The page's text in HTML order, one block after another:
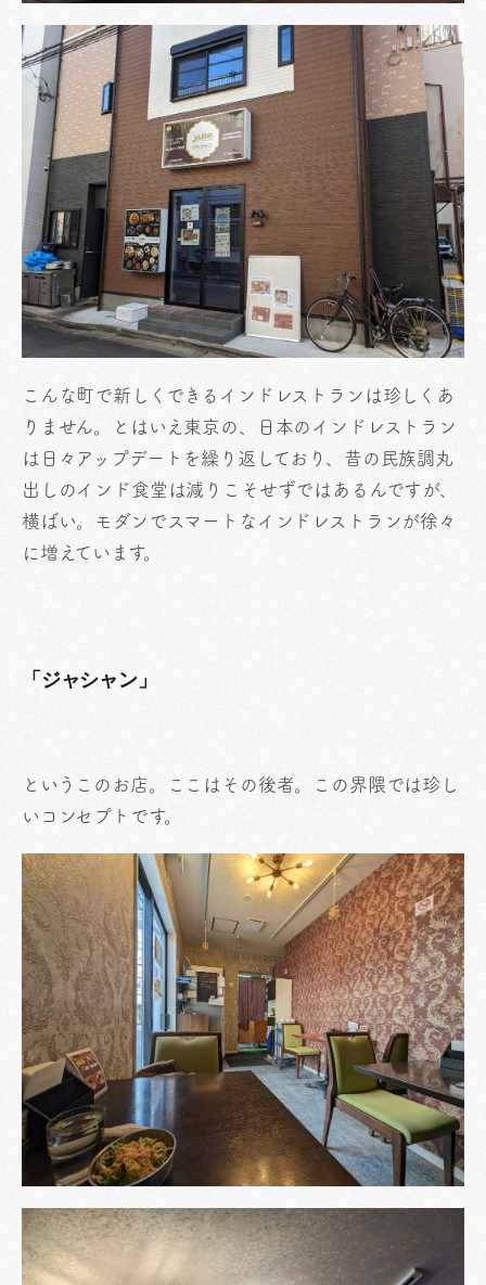
こんな町で新しくできるインドレストランは珍しくあ
りません。とはいえ東京の、日本のインドレストラン
は日々アップデートを繰り返しており、昔の民族調丸
出しのインド食堂は減りこそせずではあるんですが、
横ばい。モダンでスマートなインドレストランが徐々
に増えています。
「ジャシャン」
というこのお店。ここはその後者。この界隈では珍し
いコンセプトです。